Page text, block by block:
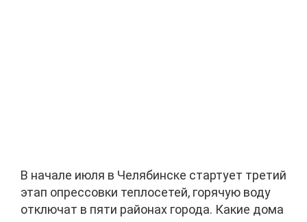
В начале июля в Челябинске стартует третий
этап опрессовки теплосетей, горячую воду
отключат в пяти районах города. Какие дома